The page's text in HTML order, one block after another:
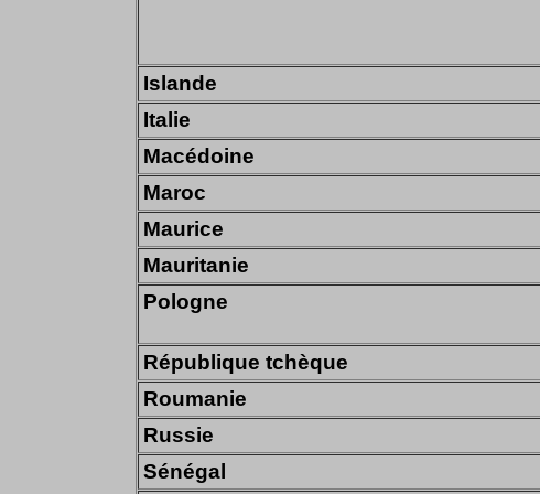
Islande
Italie
Macédoine
Maroc
Maurice
Mauritanie
Pologne
République tchèque
Roumanie
Russie
Sénégal